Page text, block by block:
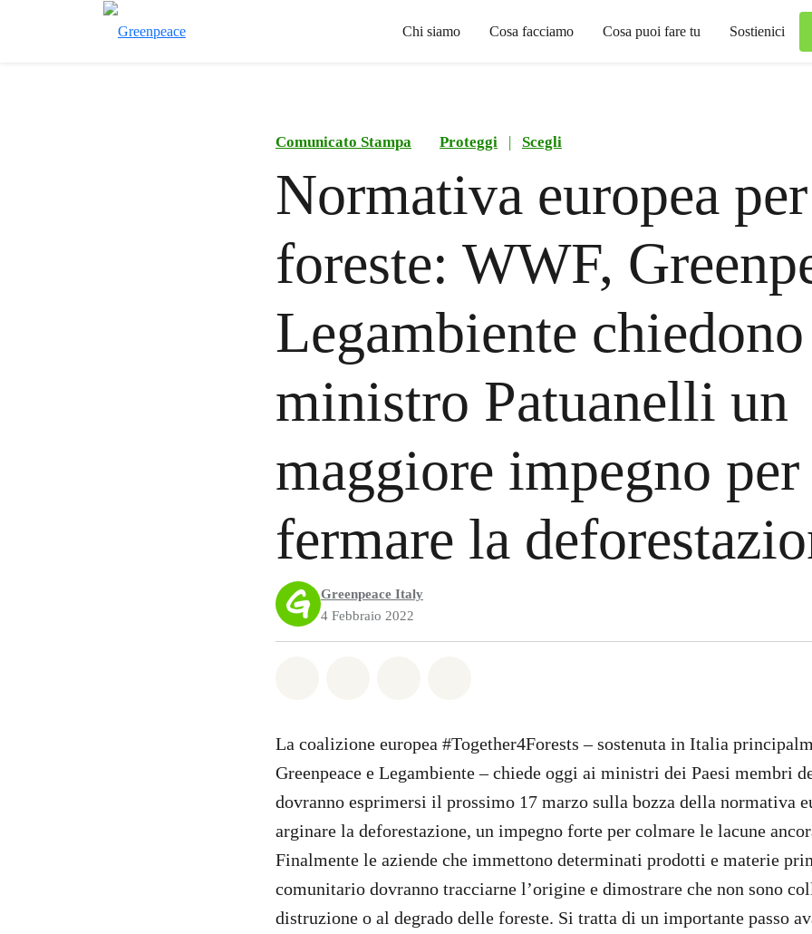
Chi siamo Cosa facciamo Cosa puoi fare tu Sostienici
Comunicato Stampa Proteggi | Scegli
Normativa europea
foreste: WWF,
Legambiente
ministro Patuanelli un
maggiore impegno per
fermare la
Greenpeace Italy
4 Febbraio 2022
La coalizione europea #Together4Forests – sostenuta in Italia
Greenpeace e Legambiente – chiede oggi ai ministri dei Paesi membri
dovranno esprimersi il prossimo 17 marzo sulla bozza della normativa
arginare la deforestazione, un impegno forte per colmare le lacune
Finalmente le aziende che immettono determinati prodotti e materie
comunitario dovranno tracciarne l’origine e dimostrare che non sono
distruzione o al degrado delle foreste. Si tratta di un importante passo